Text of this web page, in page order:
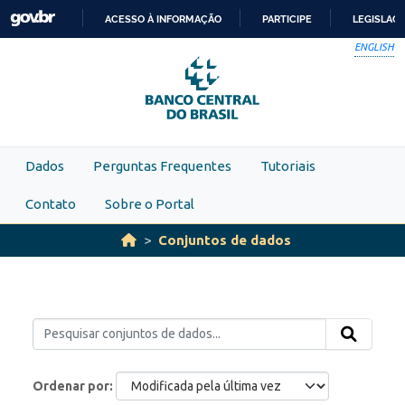
Skip to main content
PARA
O
CONTEÚDO
ACESSO À INFORMAÇÃO PARTICIPE
ENGLISH
Dados Perguntas Frequentes Tutoriais
Contato Sobre o Portal
Conjuntos de dados
Ordenar por